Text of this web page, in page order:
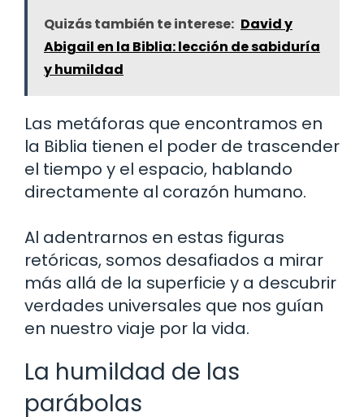
Quizás también te interese: David y
Abigail en la Biblia: lección de sabiduría
y humildad
Las metáforas que encontramos en
la Biblia tienen el poder de trascender
el tiempo y el espacio, hablando
directamente al corazón humano.
Al adentrarnos en estas figuras
retóricas, somos desafiados a mirar
más allá de la superficie y a descubrir
verdades universales que nos guían
en nuestro viaje por la vida.
La humildad de las
parábolas